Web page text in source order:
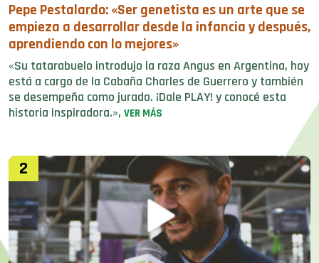
Pepe Pestalardo: «Ser genetista es un arte que se
empieza a desarrollar desde la infancia y después,
aprendiendo con lo mejores»
«Su tatarabuelo introdujo la raza Angus en Argentina, hoy
está a cargo de la Cabaña Charles de Guerrero y también
se desempeña como jurado. ¡Dale PLAY! y conocé esta
historia inspiradora.», VER MÁS
2